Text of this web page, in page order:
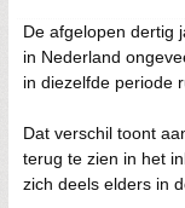
De afgelopen dertig
in Nederland
in diezelfde periode
Dat verschil toont
terug te zien in het
zich deels elders in